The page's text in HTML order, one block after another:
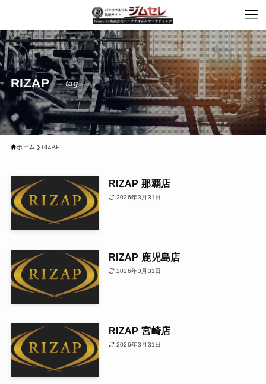
RIZAP – tag –
ホーム RIZAP
RIZAP 那覇店
2026年3月31日
RIZAP 鹿児島店
2026年3月31日
RIZAP 宮崎店
2026年3月31日